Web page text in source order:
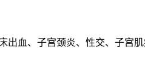
、子宫颈炎、性交、子宫